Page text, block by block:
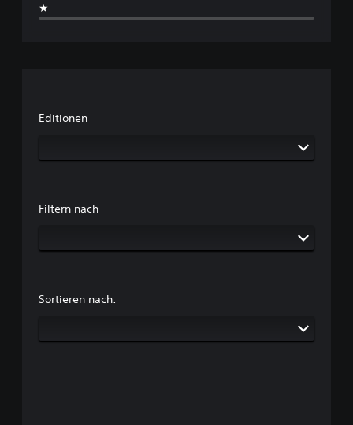
★
Editionen
Filtern nach
Sortieren nach: